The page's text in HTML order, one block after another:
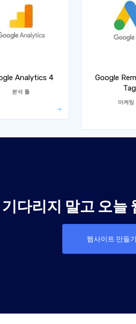
Analytics 4
분석 툴
Google
Tag
마케팅
기다리지 말고 오늘
웹사이트 만들기